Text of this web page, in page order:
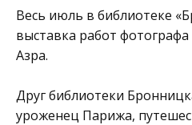
Весь июль в библиотеке
выставка работ
Азра.
Друг библиотеки
уроженец Парижа,